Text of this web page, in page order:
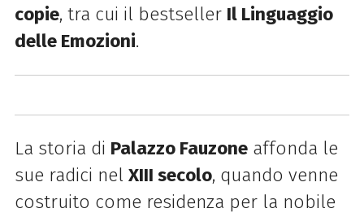
copie, tra cui il bestseller Il Linguaggio
delle Emozioni.
La storia di Palazzo Fauzoneaffonda le
sue radici nel XIII secolo, quando venne
costruito come residenza per la nobile